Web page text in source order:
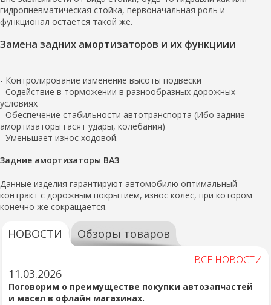
гидропневматическая стойка, первоначальная роль и
функционал остается такой же.
Замена задних амортизаторов и их функциии
- Контролирование изменение высоты подвески
- Содействие в торможении в разнообразных дорожных
условиях
- Обеспечение стабильности автотранспорта (Ибо задние
амортизаторы гасят удары, колебания)
- Уменьшает износ ходовой.
Задние амортизаторы ВАЗ
Данные изделия гарантируют автомобилю оптимальный
контракт с дорожным покрытием, износ колес, при котором
конечно же сокращается.
НОВОСТИ Обзоры товаров
ВСЕ НОВОСТИ
11.03.2026
Поговорим о преимуществе покупки автозапчастей
и масел в офлайн магазинах.